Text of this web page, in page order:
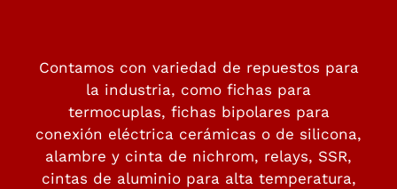
Contamos con variedad de repuestos para
la industria, como fichas para
termocuplas, fichas bipolares para
conexión eléctrica cerámicas o de silicona,
alambre y cinta de nichrom, relays, SSR,
cintas de aluminio para alta temperatura,